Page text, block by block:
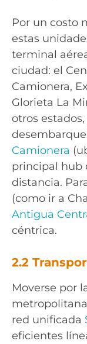
Por un costo
estas
terminal
ciudad: el
Camionera,
Glorieta La
otros
Camionera
principal hub
distancia.
(como ir a
Antigua
céntrica.
2.2
Moverse por
red unificada
eficientes